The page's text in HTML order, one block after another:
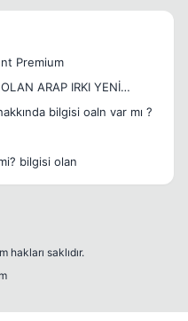
Premium
ARAP IRKI YENİ
bilgisi oaln var mı ?
bilgisi olan
hakları saklıdır.